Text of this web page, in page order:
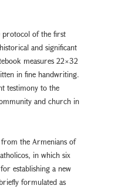
protocol of the first
and significant
measures 22×32
in fine handwriting.
testimony to the
and church in
the Armenians of
in which six
establishing a new
formulated as